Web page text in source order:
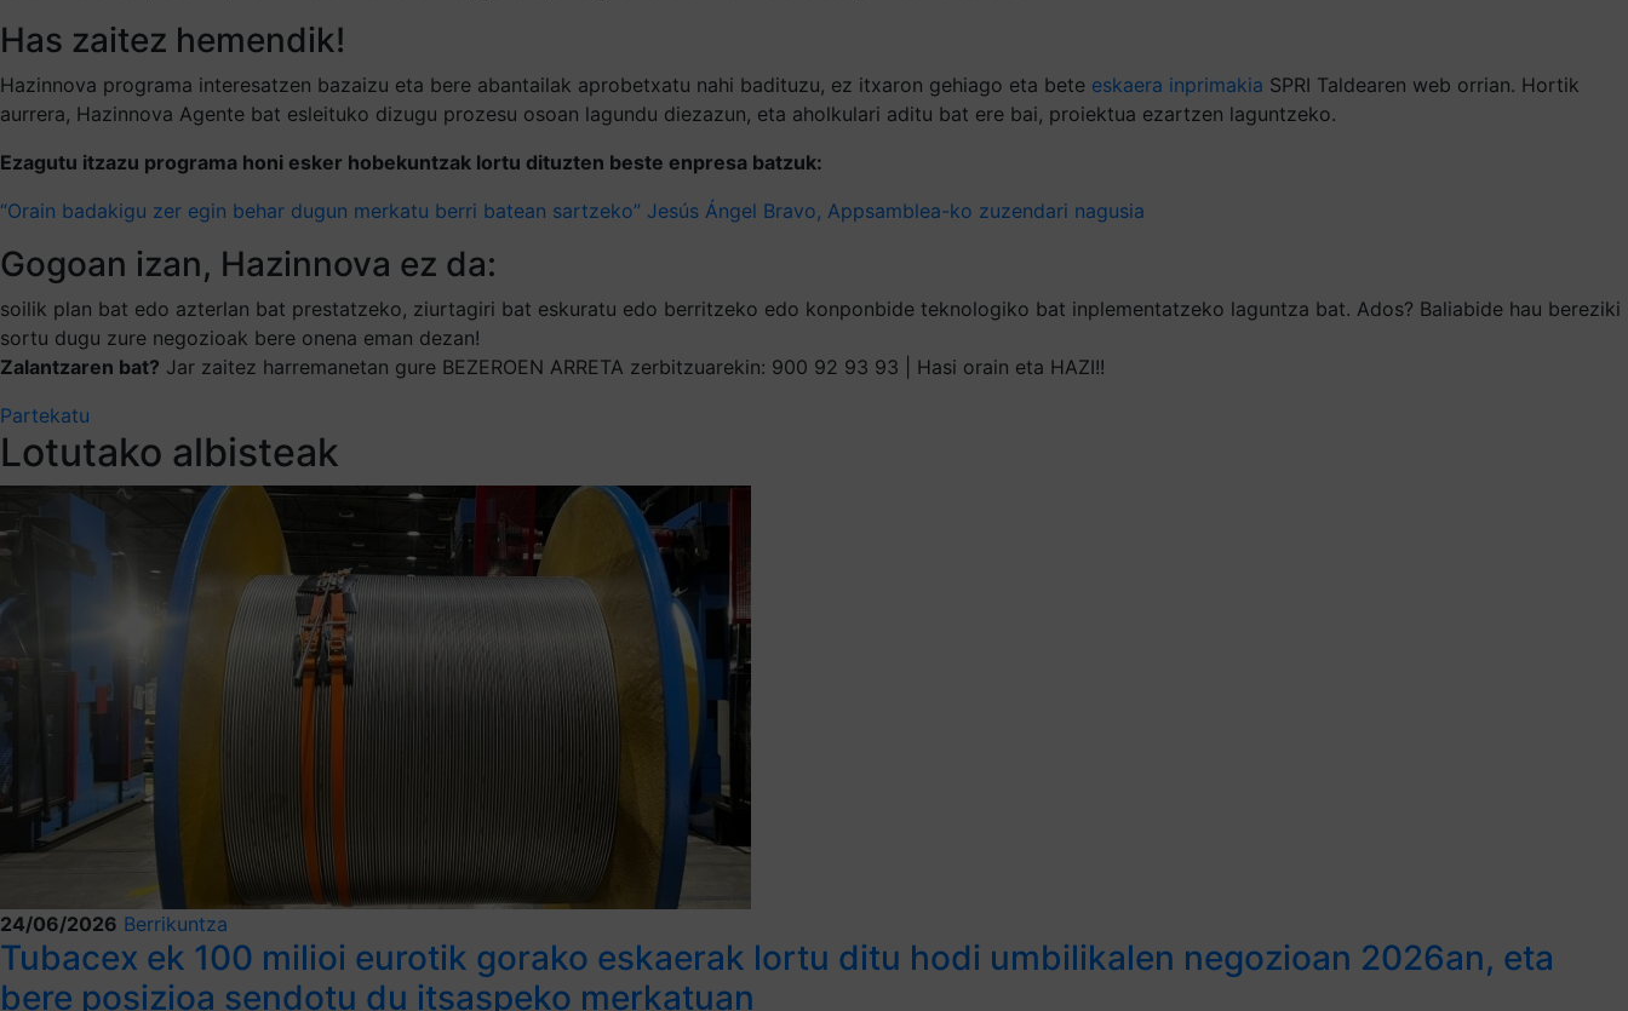
Has zaitez hemendik!
Hazinnova programa interesatzen bazaizu eta bere abantailak aprobetxatu nahi badituzu, ez itxaron gehiago eta bete eskaera inprimakia SPRI Taldearen web orrian. Hortik
aurrera, Hazinnova Agente bat esleituko dizugu prozesu osoan lagundu diezazun, eta aholkulari aditu bat ere bai, proiektua ezartzen laguntzeko.
Ezagutu itzazu programa honi esker hobekuntzak lortu dituzten beste enpresa batzuk:
“Orain badakigu zer egin behar dugun merkatu berri batean sartzeko” Jesús Ángel Bravo, Appsamblea-ko zuzendari nagusia
Gogoan izan, Hazinnova ez da:
soilik plan bat edo azterlan bat prestatzeko, ziurtagiri bat eskuratu edo berritzeko edo konponbide teknologiko bat inplementatzeko laguntza bat. Ados? Baliabide hau bereziki
sortu dugu zure negozioak bere onena eman dezan!
Zalantzaren bat? Jar zaitez harremanetan gure BEZEROEN ARRETA zerbitzuarekin: 900 92 93 93 | Hasi orain eta HAZI!!
Partekatu
Lotutako albisteak
24/06/2026 Berrikuntza
Tubacex ek 100 milioi eurotik gorako eskaerak lortu ditu hodi umbilikalen negozioan 2026an, eta
bere posizioa sendotu du itsaspeko merkatuan